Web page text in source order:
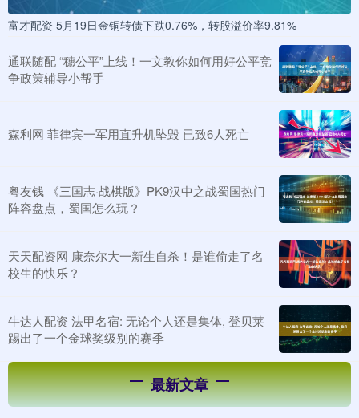
富才配资 5月19日金铜转债下跌0.76%，转股溢价率9.81%
通联随配 “穗公平”上线！一文教你如何用好公平竞
争政策辅导小帮手
森利网 菲律宾一军用直升机坠毁 已致6人死亡
粤友钱 《三国志·战棋版》PK9汉中之战蜀国热门
阵容盘点，蜀国怎么玩？
天天配资网 康奈尔大一新生自杀！是谁偷走了名
校生的快乐？
牛达人配资 法甲名宿: 无论个人还是集体, 登贝莱
踢出了一个金球奖级别的赛季
最新文章